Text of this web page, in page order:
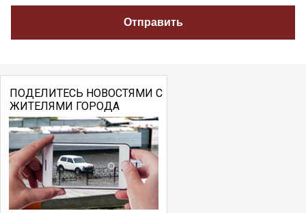
ПОДЕЛИТЕСЬ НОВОСТЯМИ С
ЖИТЕЛЯМИ ГОРОДА